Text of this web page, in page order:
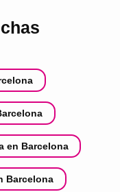
en Barcelona
Barcelona